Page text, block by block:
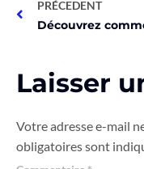
PRÉCEDENT
Laisser
Votre adresse e-mail
obligatoires sont